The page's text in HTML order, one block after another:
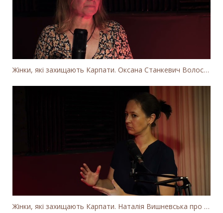
Жінки, які захищають Карпати. Оксана Станкевич Волосянчук про вітряки на високогір'ї Карпат
Жінки, які захищають Карпати. Наталія Вишневська про вітряки в Закарпатті та участь громадськості